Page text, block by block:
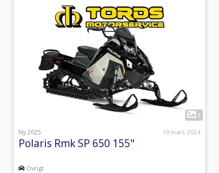
1
Ny 2025
19 mars 2024
Polaris Rmk SP 650 155"
Övrigt